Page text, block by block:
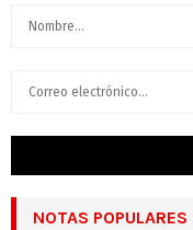
NOTAS POPULARES